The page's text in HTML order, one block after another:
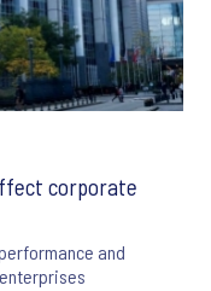
corporate
and